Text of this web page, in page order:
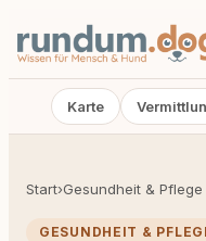
Karte
Start›Gesundheit & Pflege
GESUNDHEIT &